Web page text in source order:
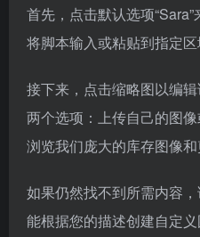
首先，点击默认选项
将脚本输入或粘贴到指定
接下来，点击缩略图以编
两个选项：上传自己的图
浏览我们庞大的库存图像和
如果仍然找不到所需内容
能根据您的描述创建自定义